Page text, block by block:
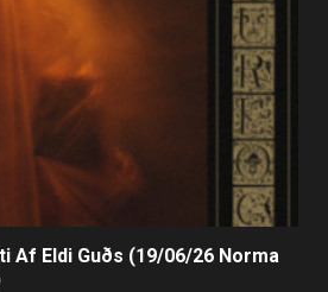
Af Eldi Guðs (19/06/26 Norma